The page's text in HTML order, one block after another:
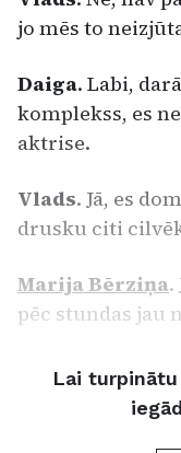
jo mēs to
Daiga. Labi,
komplekss, es
aktrise.
Vlads. Jā, es
drusku citi
Marija Bērziņa.
pēc stundas jau
Lai